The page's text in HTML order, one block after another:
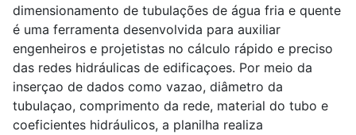
dimensionamento de tubulações de água fria e quente
é uma ferramenta desenvolvida para auxiliar
engenheiros e projetistas no cálculo rápido e preciso
das redes hidráulicas de edificaçoes. Por meio da
inserçao de dados como vazao, diâmetro da
tubulaçao, comprimento da rede, material do tubo e
coeficientes hidráulicos, a planilha realiza